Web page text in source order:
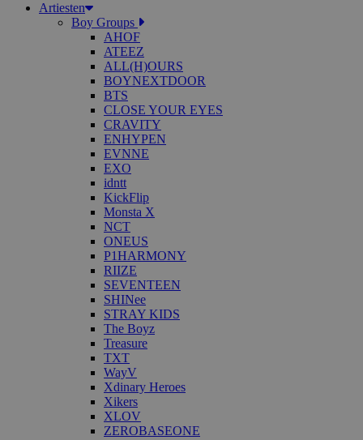
Artiesten
Boy Groups
AHOF
ATEEZ
ALL(H)OURS
BOYNEXTDOOR
BTS
CLOSE YOUR EYES
CRAVITY
ENHYPEN
EVNNE
EXO
idntt
KickFlip
Monsta X
NCT
ONEUS
P1HARMONY
RIIZE
SEVENTEEN
SHINee
STRAY KIDS
The Boyz
Treasure
TXT
WayV
Xdinary Heroes
Xikers
XLOV
ZEROBASEONE